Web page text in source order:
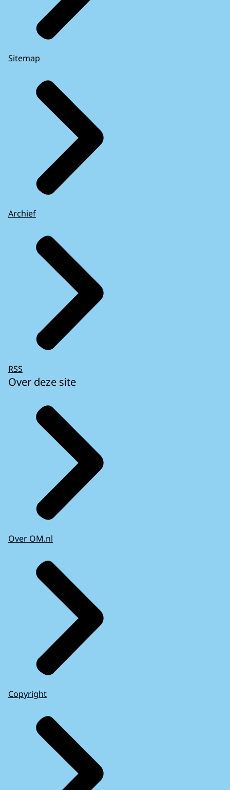
Sitemap
Archief
RSS
Over deze site
Over OM.nl
Copyright